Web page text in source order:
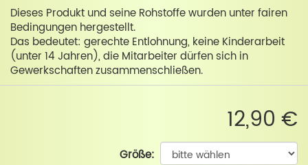
Dieses Produkt und seine Rohstoffe wurden unter fairen
Bedingungen hergestellt.
Das bedeutet: gerechte Entlohnung, keine Kinderarbeit
(unter 14 Jahren), die Mitarbeiter dürfen sich in
Gewerkschaften zusammenschließen.
12,90 €
Größe: